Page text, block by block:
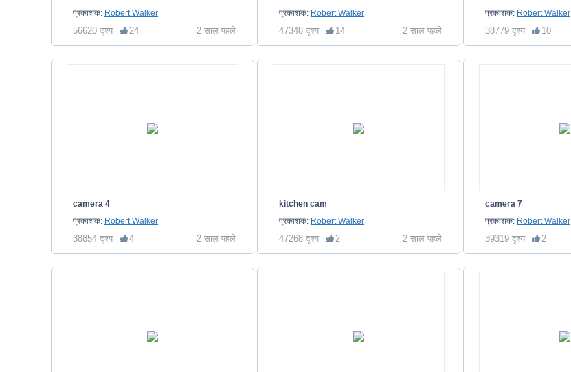
प्रकाशक: Robert Walker
56620 दृश्य 24 2 साल पहले
प्रकाशक: Robert Walker
47348 दृश्य 14 2 साल पहले
प्रकाशक: Robert Walker
38779 दृश्य 10
camera 4
प्रकाशक: Robert Walker
38854 दृश्य 4 2 साल पहले
kitchen cam
प्रकाशक: Robert Walker
47268 दृश्य 2 2 साल पहले
camera 7
प्रकाशक: Robert Walker
39319 दृश्य 2